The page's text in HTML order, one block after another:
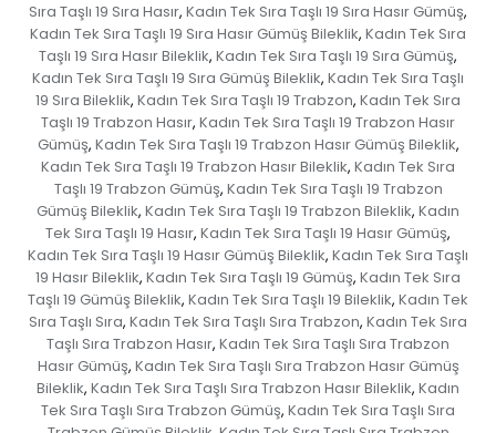
Sıra Taşlı 19 Sıra Hasır, Kadın Tek Sıra Taşlı 19 Sıra Hasır Gümüş,
Kadın Tek Sıra Taşlı 19 Sıra Hasır Gümüş Bileklik, Kadın Tek Sıra
Taşlı 19 Sıra Hasır Bileklik, Kadın Tek Sıra Taşlı 19 Sıra Gümüş,
Kadın Tek Sıra Taşlı 19 Sıra Gümüş Bileklik, Kadın Tek Sıra Taşlı
19 Sıra Bileklik, Kadın Tek Sıra Taşlı 19 Trabzon, Kadın Tek Sıra
Taşlı 19 Trabzon Hasır, Kadın Tek Sıra Taşlı 19 Trabzon Hasır
Gümüş, Kadın Tek Sıra Taşlı 19 Trabzon Hasır Gümüş Bileklik,
Kadın Tek Sıra Taşlı 19 Trabzon Hasır Bileklik, Kadın Tek Sıra
Taşlı 19 Trabzon Gümüş, Kadın Tek Sıra Taşlı 19 Trabzon
Gümüş Bileklik, Kadın Tek Sıra Taşlı 19 Trabzon Bileklik, Kadın
Tek Sıra Taşlı 19 Hasır, Kadın Tek Sıra Taşlı 19 Hasır Gümüş,
Kadın Tek Sıra Taşlı 19 Hasır Gümüş Bileklik, Kadın Tek Sıra Taşlı
19 Hasır Bileklik, Kadın Tek Sıra Taşlı 19 Gümüş, Kadın Tek Sıra
Taşlı 19 Gümüş Bileklik, Kadın Tek Sıra Taşlı 19 Bileklik, Kadın Tek
Sıra Taşlı Sıra, Kadın Tek Sıra Taşlı Sıra Trabzon, Kadın Tek Sıra
Taşlı Sıra Trabzon Hasır, Kadın Tek Sıra Taşlı Sıra Trabzon
Hasır Gümüş, Kadın Tek Sıra Taşlı Sıra Trabzon Hasır Gümüş
Bileklik, Kadın Tek Sıra Taşlı Sıra Trabzon Hasır Bileklik, Kadın
Tek Sıra Taşlı Sıra Trabzon Gümüş, Kadın Tek Sıra Taşlı Sıra